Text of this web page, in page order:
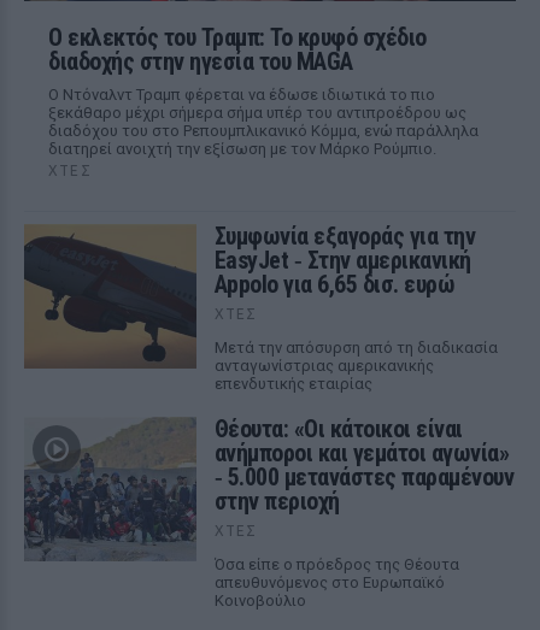
Ο εκλεκτός του Τραμπ: Το κρυφό σχέδιο
διαδοχής στην ηγεσία του MAGA
Ο Ντόναλντ Τραμπ φέρεται να έδωσε ιδιωτικά το πιο
ξεκάθαρο μέχρι σήμερα σήμα υπέρ του αντιπροέδρου ως
διαδόχου του στο Ρεπουμπλικανικό Κόμμα, ενώ παράλληλα
διατηρεί ανοιχτή την εξίσωση με τον Μάρκο Ρούμπιο.
ΧΤΕΣ
Συμφωνία εξαγοράς για την
EasyJet ‑ Στην αμερικανική
Appolo για 6,65 δισ. ευρώ
ΧΤΕΣ
Μετά την απόσυρση από τη διαδικασία
ανταγωνίστριας αμερικανικής
επενδυτικής εταιρίας
Θέουτα: «Οι κάτοικοι είναι
ανήμποροι και γεμάτοι αγωνία»
‑ 5.000 μετανάστες παραμένουν
στην περιοχή
ΧΤΕΣ
Όσα είπε ο πρόεδρος της Θέουτα
απευθυνόμενος στο Ευρωπαϊκό
Κοινοβούλιο